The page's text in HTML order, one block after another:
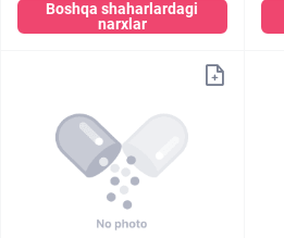
Boshqa shaharlardagi
narxlar